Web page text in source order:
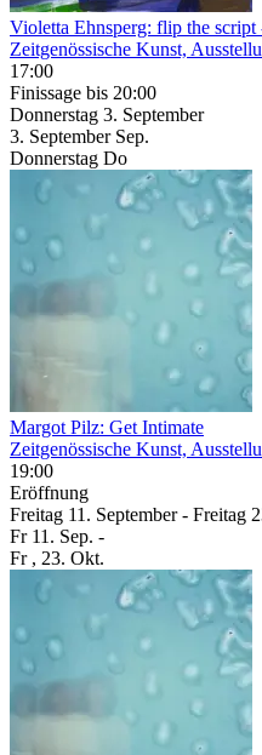
Violetta Ehnsperg: flip the script
Zeitgenössische Kunst,
17:00
Finissage bis 20:00
Donnerstag 3. September
3. September Sep.
Donnerstag Do
Margot Pilz: Get Intimate
Zeitgenössische Kunst,
19:00
Eröffnung
Freitag 11. September- Freitag
Fr 11. Sep. -
Fr , 23. Okt.